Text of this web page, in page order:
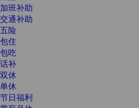
加班补助
交通补助
五险
包住
包吃
话补
双休
单休
节日福利